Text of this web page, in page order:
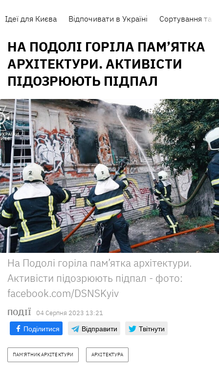
Ідеї для Києва Відпочивати в Україні Сортування та
НА ПОДОЛІ ГОРІЛА ПАМ’ЯТКА
АРХІТЕКТУРИ. АКТИВІСТИ
ПІДОЗРЮЮТЬ ПІДПАЛ
На Подолі горіла пам’ятка архітектури.
Активісти підозрюють підпал - фото:
facebook.com/DSNSKyiv
ПОДІЇ 04 Серпня 2023 13:21
Поділитися Відправити Твітнути
ПАМ'ЯТНИК АРХІТЕКТУРИ АРХІТЕКТУРА